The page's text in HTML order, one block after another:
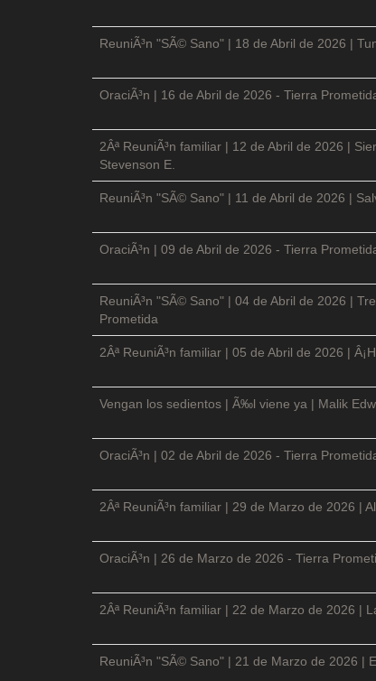
ReuniÃ³n "SÃ© Sano" | 18 de Abril de 2026 |
OraciÃ³n | 16 de Abril de 2026 - Tierra
2Âª ReuniÃ³n familiar | 12 de Abril de 2026 |
Stevenson E.
ReuniÃ³n "SÃ© Sano" | 11 de Abril de 2026 |
OraciÃ³n | 09 de Abril de 2026 - Tierra
ReuniÃ³n "SÃ© Sano" | 04 de Abril de 2026 |
Prometida
2Âª ReuniÃ³n familiar | 05 de Abril de 2026 |
Vengan los sedientos | Ã‰l viene ya | Malik
OraciÃ³n | 02 de Abril de 2026 - Tierra
2Âª ReuniÃ³n familiar | 29 de Marzo de 2026 |
OraciÃ³n | 26 de Marzo de 2026 - Tierra
2Âª ReuniÃ³n familiar | 22 de Marzo de 2026 |
ReuniÃ³n "SÃ© Sano" | 21 de Marzo de 2026 |